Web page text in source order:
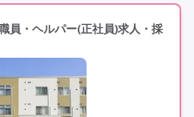
員・ヘルパー(正社員)求人・採